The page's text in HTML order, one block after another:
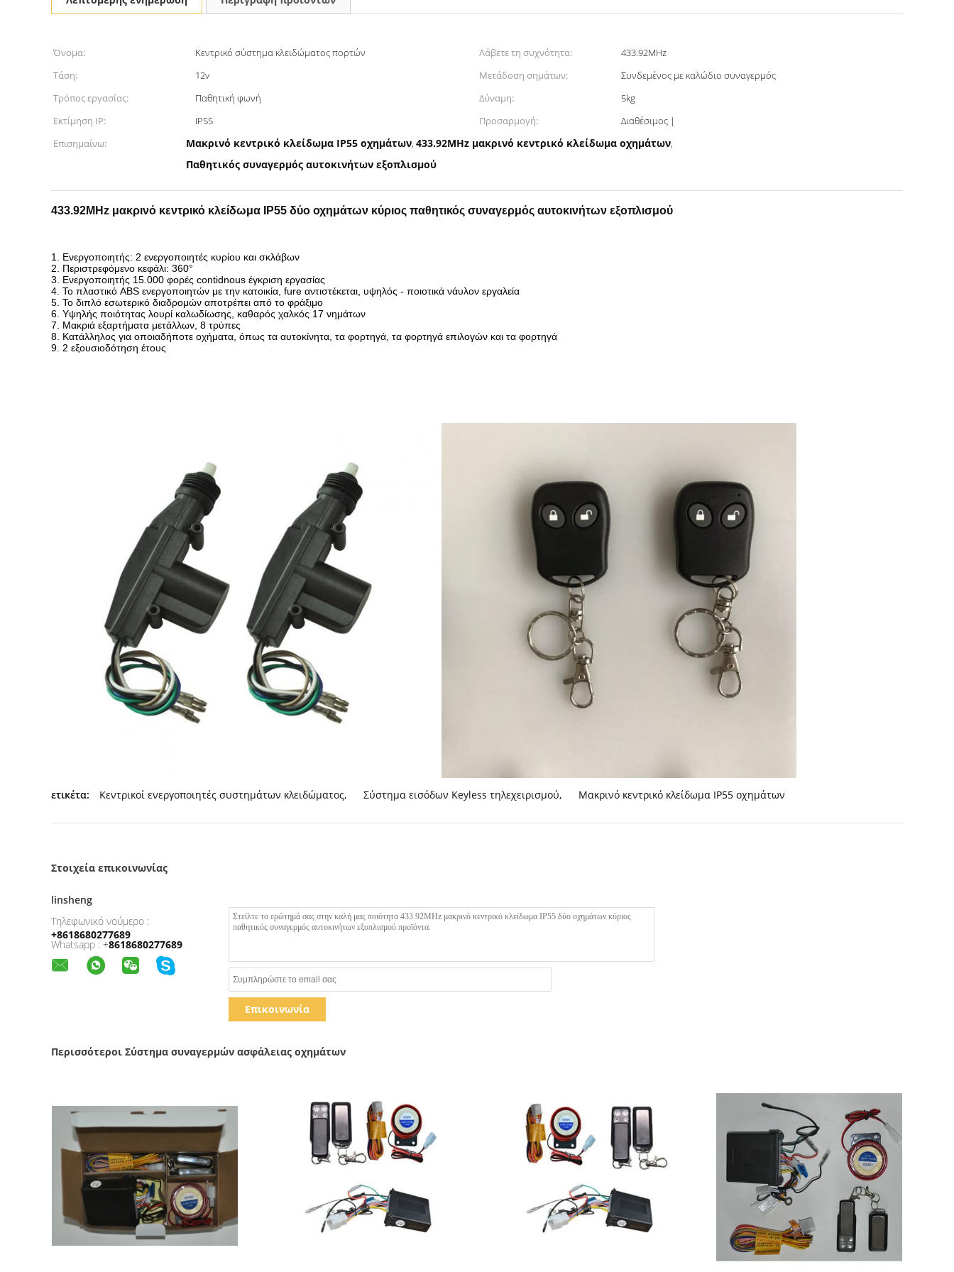
Όνομα: Κεντρικό σύστημα κλειδώματος πορτών Λάβετε τη συχνότητα:
433.92MHz
Τάση:
12v Μετάδοση σημάτων:
Συνδεμένος με καλώδιο συναγερμός
Τρόπος εργασίας:
Παθητική φωνή Δύναμη:
5kg
Εκτίμηση IP:
IP55 Προσαρμογή:
Διαθέσιμος |
Επισημαίνω:
Μακρινό κεντρικό κλείδωμα IP55 οχημάτων,433.92MHz μακρινό κεντρικό κλείδωμα οχημάτων,
Παθητικός συναγερμός αυτοκινήτων εξοπλισμού
433.92MHz μακρινό κεντρικό κλείδωμα IP55 δύο οχημάτων κύριος παθητικός συναγερμός αυτοκινήτων εξοπλισμού
1. Ενεργοποιητής: 2 ενεργοποιητές κυρίου και σκλάβων
2. Περιστρεφόμενο κεφάλι: 360°
3. Ενεργοποιητής 15.000 φορές contidnous έγκριση εργασίας
4. Το πλαστικό ABS ενεργοποιητών με την κατοικία , fure αντιστέκεται, υψηλός - ποιοτικά νάυλον εργαλεία
5. Το διπλό εσωτερικό διαδρομών αποτρέπει από το φράξιμο
6. Υψηλής ποιότητας λουρί καλωδίωσης, καθαρός χαλκός 17 νημάτων
7. Μακριά εξαρτήματα μετάλλων, 8 τρύπες
8. Κατάλληλος για οποιαδήποτε οχήματα, όπως τα αυτοκίνητα, τα φορτηγά, τα φορτηγά επιλογών και τα φορτηγά
9. 2 εξουσιοδότηση έτους
ετικέτα: Κεντρικοί ενεργοποιητές συστημάτων κλειδώματος, Σύστημα εισόδων Keyless τηλεχειρισμού, Μακρινό κεντρικό κλείδωμα IP55 οχημάτων
Στοιχεία επικοινωνίας
linsheng
Τηλεφωνικό νούμερο :
+8618680277689
Whatsapp : +8618680277689
Επικοινωνία
Περισσότεροι Σύστημα συναγερμών ασφάλειας οχημάτων